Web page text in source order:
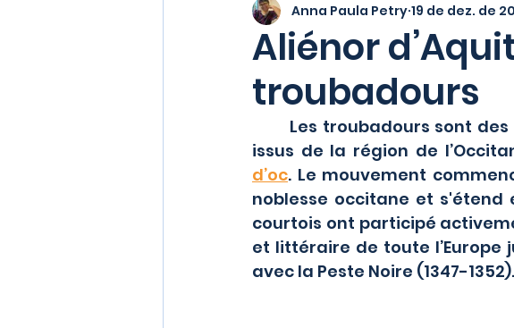
À la Une
Aliénor
troubadours
Anna Paula Petry 19 de dez. de
issus de la région de
d’oc. Le mouvement
noblesse occitane et s'étend
courtois ont participé
et littéraire de toute l’Europe
avec la Peste Noire (1347-1352).